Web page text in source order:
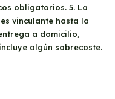
obligatorios. 5. La
vinculante hasta la
a domicilio,
algún sobrecoste.